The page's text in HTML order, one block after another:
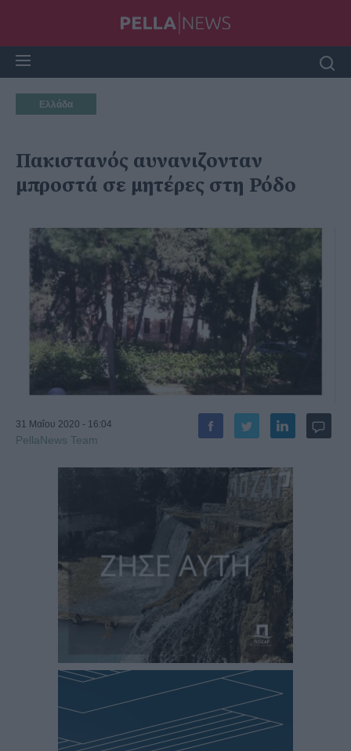
Ελλάδα
Πακιστανός αυνανιζονταν
μπροστά σε μητέρες στη Ρόδο
31 Μαΐου 2020 - 16:04
PellaNews Team